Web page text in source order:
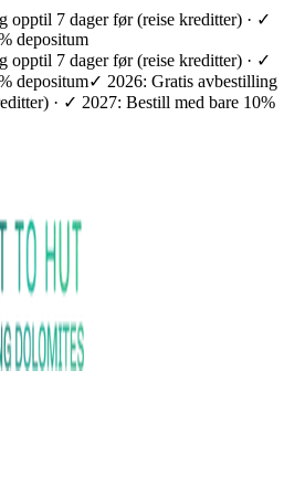
opptil 7 dager før (reise kreditter) · ✓
depositum
opptil 7 dager før (reise kreditter) · ✓
depositum✓ 2026: Gratis avbestilling
· ✓ 2027: Bestill med bare 10%